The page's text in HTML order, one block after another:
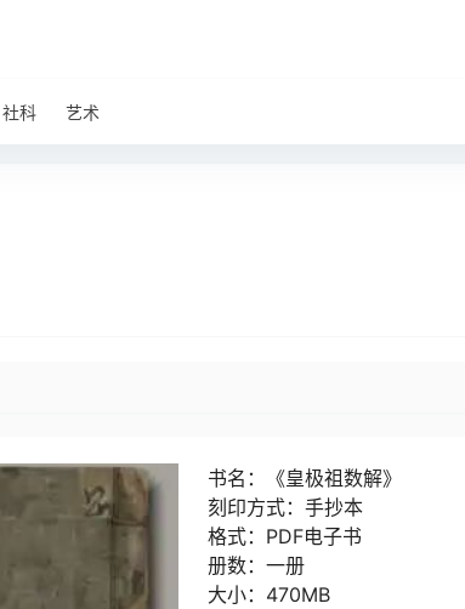
社科 艺术
书名：《皇极祖数解》
刻印方式：手抄本
格式：PDF电子书
册数：一册
大小：470MB